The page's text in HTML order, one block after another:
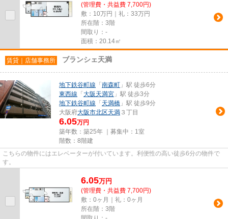
(管理費・共益費 7,700円)
敷：10万円｜礼：33万円
所在階：3階
間取り：-
面積：20.14㎡
賃貸｜店舗事務所 ブランシェ天満
地下鉄谷町線 「 南森町 」駅 徒歩6分
東西線 「 大阪天満宮 」駅 徒歩3分
地下鉄谷町線 「 天満橋 」駅 徒歩9分
大阪府大阪市北区天満 ３丁目
6.05万円
築年数：築25年 ｜募集中： 1室
階数：8階建
こちらの物件にはエレベーターが付いています。利便性の高い徒歩6分の物件で
す。
6.05万円
(管理費・共益費 7,700円)
敷：0ヶ月｜礼：0ヶ月
所在階：3階